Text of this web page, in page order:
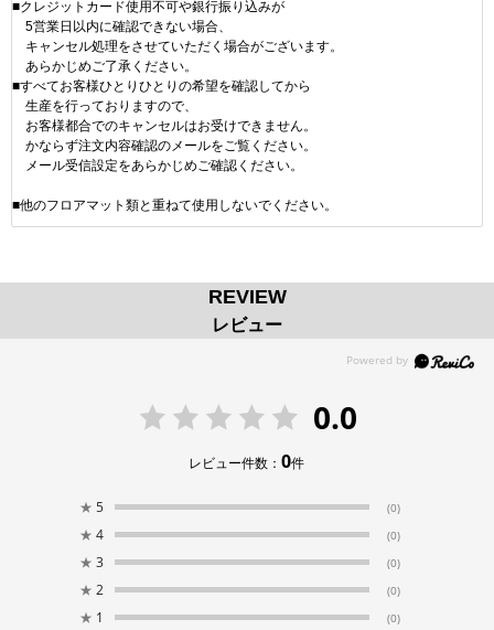
■クレジットカード使用不可や銀行振り込みが
5営業日以内に確認できない場合、
キャンセル処理をさせていただく場合がございます。
あらかじめご了承ください。
■すべてお客様ひとりひとりの希望を確認してから
生産を行っておりますので、
お客様都合でのキャンセルはお受けできません。
かならず注文内容確認のメールをご覧ください。
メール受信設定をあらかじめご確認ください。
■他のフロアマット類と重ねて使用しないでください。
REVIEW
レビュー
0.0
レビュー件数：0件
★ 5 (0)
★ 4 (0)
★ 3 (0)
★ 2 (0)
★ 1 (0)